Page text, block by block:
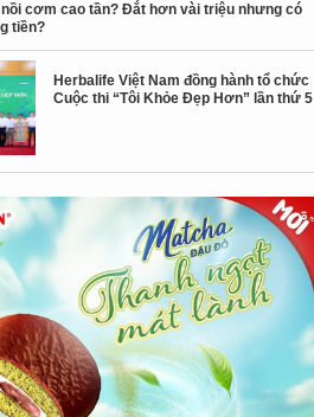
nồi cơm cao tần? Đắt hơn vài triệu nhưng có
tiền?
Herbalife Việt Nam đồng hành tổ chức
Cuộc thi “Tôi Khỏe Đẹp Hơn” lần thứ 5